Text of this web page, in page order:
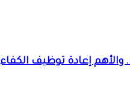
إعادة توظيف